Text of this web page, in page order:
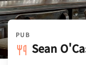
PUB
Sean